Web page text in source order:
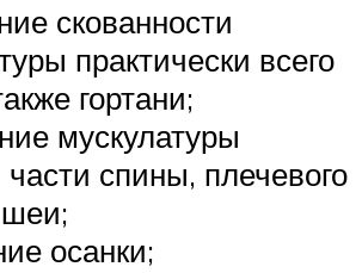
скованности
практически всего
гортани;
мускулатуры
спины, плечевого
осанки;